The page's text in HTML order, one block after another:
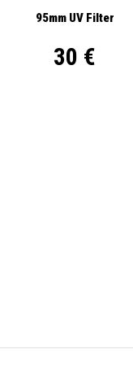
95mm UV Filter
30 €